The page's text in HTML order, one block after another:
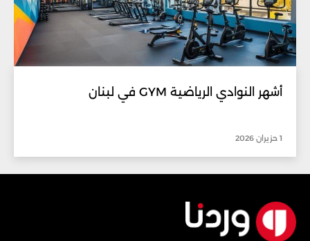
أشهر النوادي الرياضية GYM في لبنان
1 حزيران 2026